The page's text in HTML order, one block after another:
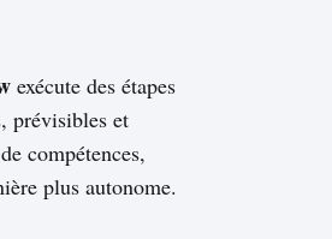
exécute des étapes
prévisibles et
compétences,
plus autonome.